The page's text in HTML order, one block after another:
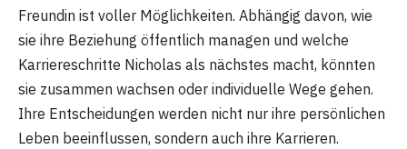
Freundin ist voller Möglichkeiten. Abhängig davon, wie
sie ihre Beziehung öffentlich managen und welche
Karriereschritte Nicholas als nächstes macht, könnten
sie zusammen wachsen oder individuelle Wege gehen.
Ihre Entscheidungen werden nicht nur ihre persönlichen
Leben beeinflussen, sondern auch ihre Karrieren.